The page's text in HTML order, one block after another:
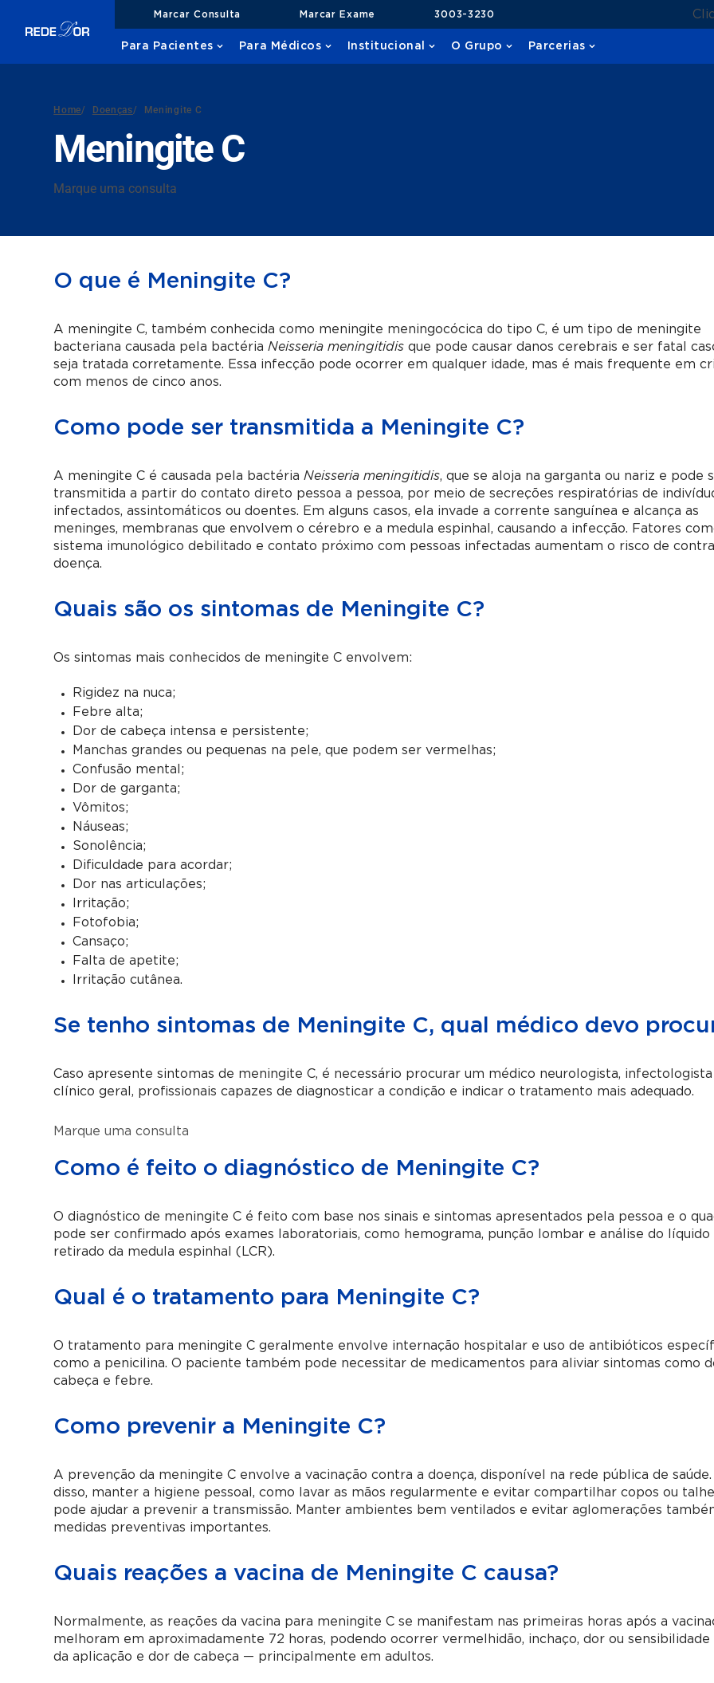
Marcar Consulta Marcar Exame 3003-3230
Para Pacientes Para Médicos Institucional O Grupo Parcerias
Home/ Doenças/ Meningite C
Meningite C
Marque uma consulta
O que é Meningite C?
A meningite C, também conhecida como meningite meningocócica do tipo C, é um tipo de meningite
bacteriana causada pela bactériaNeisseria meningitidis que pode causar danos cerebrais e ser fatal
seja tratada corretamente. Essa infecção pode ocorrer em qualquer idade, mas é mais frequente em
com menos de cinco anos.
Como pode ser transmitida a Meningite C?
A meningite C é causada pela bactériaNeisseria meningitidis, que se aloja na garganta ou nariz e pode
transmitida a partir do contato direto pessoa a pessoa, por meio de secreções respiratórias de
infectados, assintomáticos ou doentes. Em alguns casos, ela invade a corrente sanguínea e alcança as
meninges, membranas que envolvem o cérebro e a medula espinhal, causando a infecção. Fatores
sistema imunológico debilitado e contato próximo com pessoas infectadas aumentam o risco de
doença.
Quais são os sintomas de Meningite C?
Os sintomas mais conhecidos de meningite C envolvem:
Rigidez na nuca;
Febre alta;
Dor de cabeça intensa e persistente;
Manchas grandes ou pequenas na pele, que podem ser vermelhas;
Confusão mental;
Dor de garganta;
Vômitos;
Náuseas;
Sonolência;
Dificuldade para acordar;
Dor nas articulações;
Irritação;
Fotofobia;
Cansaço;
Falta de apetite;
Irritação cutânea.
Se tenho sintomas de Meningite C, qual médico devo
Caso apresente sintomas de meningite C, é necessário procurar um médico neurologista,
clínico geral, profissionais capazes de diagnosticar a condição e indicar o tratamento mais adequado.
Marque uma consulta
Como é feito o diagnóstico de Meningite C?
O diagnóstico de meningite C é feito com base nos sinais e sintomas apresentados pela pessoa e o
pode ser confirmado após exames laboratoriais, como hemograma, punção lombar e análise do líquido
retirado da medula espinhal (LCR).
Qual é o tratamento para Meningite C?
O tratamento para meningite C geralmente envolve internação hospitalar e uso de antibióticos
como a penicilina. O paciente também pode necessitar de medicamentos para aliviar sintomas como
cabeça e febre.
Como prevenir a Meningite C?
A prevenção da meningite C envolve a vacinação contra a doença, disponível na rede pública de
disso, manter a higiene pessoal, como lavar as mãos regularmente e evitar compartilhar copos ou
pode ajudar a prevenir a transmissão. Manter ambientes bem ventilados e evitar aglomerações
medidas preventivas importantes.
Quais reações a vacina de Meningite C causa?
Normalmente, as reações da vacina para meningite C se manifestam nas primeiras horas após a
melhoram em aproximadamente 72 horas, podendo ocorrer vermelhidão, inchaço, dor ou sensibilidade
da aplicação e dor de cabeça — principalmente em adultos.